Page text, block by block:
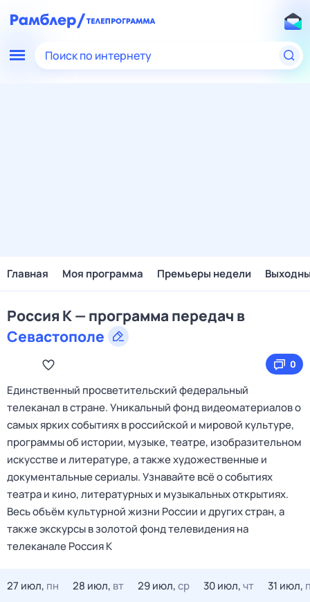
Поиск по интернету
Главная Моя программа Премьеры недели
Россия К — программа передач в
Севастополе
0
Единственный просветительский федеральный
телеканал в стране. Уникальный фонд видеоматериалов о
самых ярких событиях в российской и мировой культуре,
программы об истории, музыке, театре, изобразительном
искусстве и литературе, а также художественные и
документальные сериалы. Узнавайте всё о событиях
театра и кино, литературных и музыкальных открытиях.
Весь объём культурной жизни России и других стран, а
также экскурсы в золотой фонд телевидения на
телеканале Россия К
27 июл, пн 28 июл, вт 29 июл,ср 30 июл,чт 31 июл,